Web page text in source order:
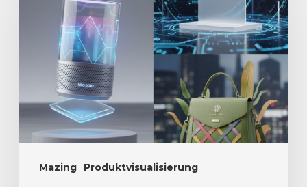
Mazing Produktvisualisierung